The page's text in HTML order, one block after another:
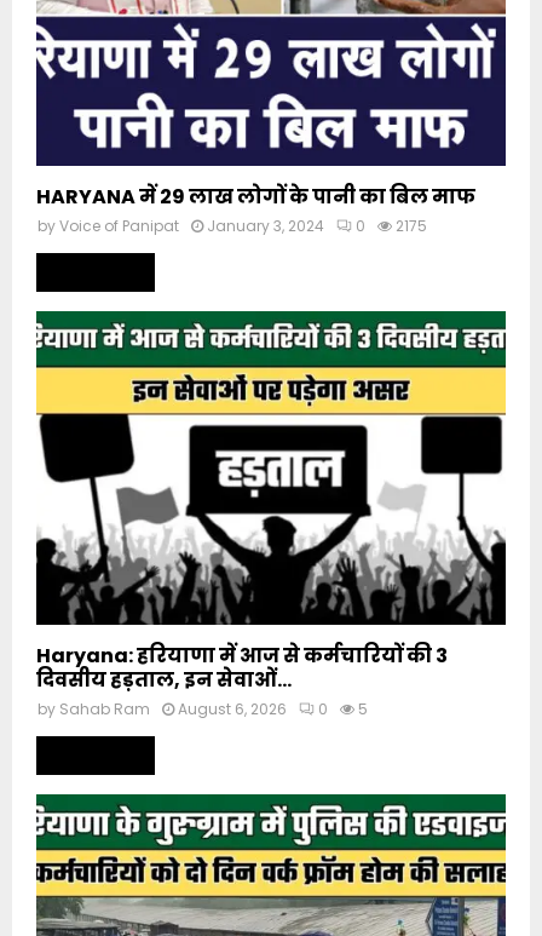
HARYANA में 29 लाख लोगों के पानी का बिल माफ
byVoice of Panipat January 3, 2024 0 2175
Haryana: हरियाणा में आज से कर्मचारियों की 3
दिवसीय हड़ताल, इन सेवाओं...
by Sahab Ram August 6, 2026 0 5